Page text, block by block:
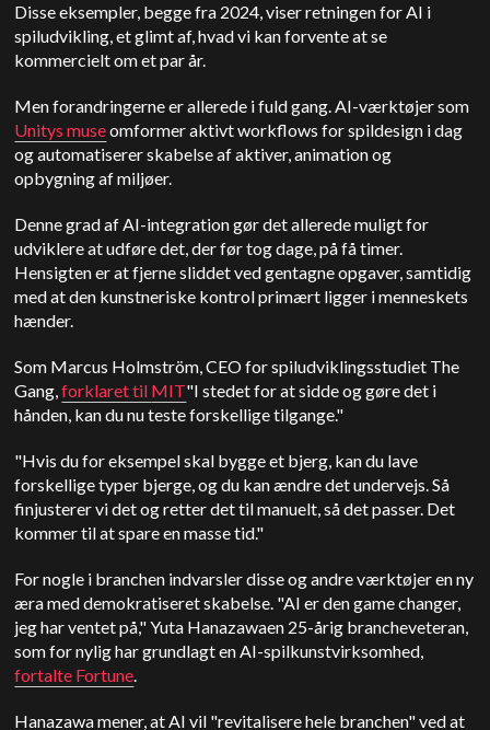
Disse eksempler, begge fra 2024, viser retningen for AI i
spiludvikling, et glimt af, hvad vi kan forvente at se
kommercielt om et par år.
Men forandringerne er allerede i fuld gang. AI-værktøjer som
Unitys museomformer aktivt workflows for spildesign i dag
og automatiserer skabelse af aktiver, animation og
opbygning af miljøer.
Denne grad af AI-integration gør det allerede muligt for
udviklere at udføre det, der før tog dage, på få timer.
Hensigten er at fjerne sliddet ved gentagne opgaver, samtidig
med at den kunstneriske kontrol primært ligger i menneskets
hænder.
Som Marcus Holmström, CEO for spiludviklingsstudiet The
Gang,forklaret til MIT"I stedet for at sidde og gøre det i
hånden, kan du nu teste forskellige tilgange."
"Hvis du for eksempel skal bygge et bjerg, kan du lave
forskellige typer bjerge, og du kan ændre det undervejs. Så
finjusterer vi det og retter det til manuelt, så det passer. Det
kommer til at spare en masse tid."
For nogle i branchen indvarsler disse og andre værktøjer en ny
æra med demokratiseret skabelse. "AI er den game changer,
jeg har ventet på,"Yuta Hanazawaen 25-årig brancheveteran,
som for nylig har grundlagt en AI-spilkunstvirksomhed,
fortalte Fortune.
Hanazawa mener, at AI vil "revitalisere hele branchen" ved at